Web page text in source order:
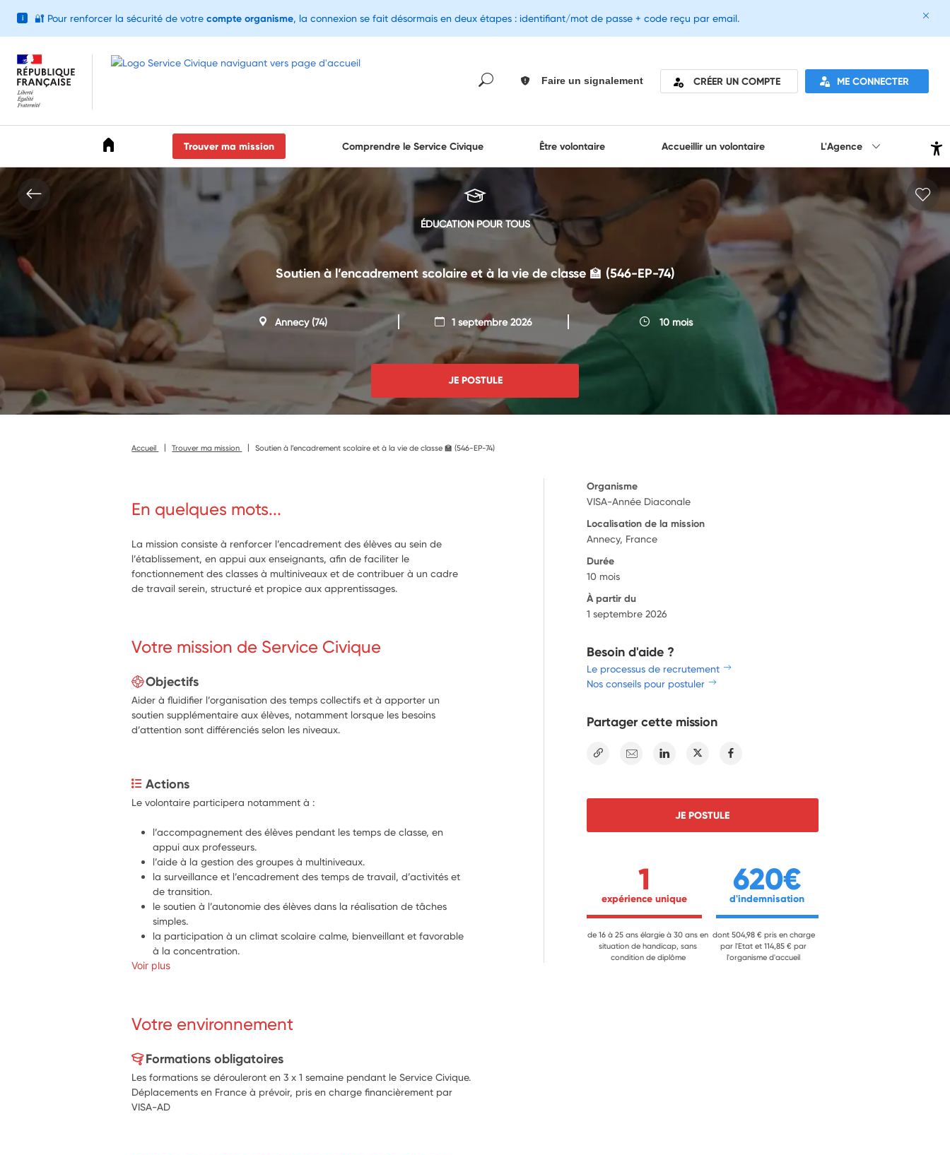
Faire un signalement CRÉER UN COMPTE ME CONNECTER
Trouver ma mission Comprendre le Service Civique Être volontaire Accueillir un volontaire L'Agence
ÉDUCATION POUR TOUS
Soutien à l’encadrement scolaire et à la vie de classe 🏫 (546-EP-74)
Annecy(74) 1 septembre 2026 10 mois
JE POSTULE
Accueil Trouver ma mission Soutien à l’encadrement scolaire et à la vie de classe 🏫 (546-EP-74)
En quelques mots...
La mission consiste à renforcer l’encadrement des élèves au sein de
l’établissement, en appui aux enseignants, afin de faciliter le
fonctionnement des classes à multiniveaux et de contribuer à un cadre
de travail serein, structuré et propice aux apprentissages.
Votre mission de Service Civique
Objectifs
Aider à fluidifier l’organisation des temps collectifs et à apporter un
soutien supplémentaire aux élèves, notamment lorsque les besoins
d’attention sont différenciés selon les niveaux.
Actions
Le volontaire participera notamment à :
l’accompagnement des élèves pendant les temps de classe, en
appui aux professeurs.
l’aide à la gestion des groupes à multiniveaux.
la surveillance et l’encadrement des temps de travail, d’activités et
de transition.
le soutien à l’autonomie des élèves dans la réalisation de tâches
simples.
la participation à un climat scolaire calme, bienveillant et favorable
à la concentration.
La surveillance des temps de pause des élèves
Voir plus
Votre environnement
Formations obligatoires
Les formations se dérouleront en 3 x 1 semaine pendant le Service Civique.
Déplacements en France à prévoir, pris en charge financièrement par
VISA-AD
Organisme
VISA-Année Diaconale
Localisation de la mission
Annecy, France
Durée
10 mois
À partir du
1 septembre 2026
Besoin d'aide ?
Le processus de recrutement
Nos conseils pour postuler
Partager cette mission
E-mail Linkedin Twitter
JE POSTULE
1
expérience unique
de 16 à 25 ans élargie à 30 ans en
situation de handicap, sans
condition de diplôme
620€
d'indemnisation
dont 504,98 € pris en charge
par l'Etat et 114,85 € par
l'organisme d'accueil
i 🔐 Pour renforcer la sécurité de votre compte organisme, la connexion se fait désormais en deux étapes : identifiant/mot de passe + code reçu par email.